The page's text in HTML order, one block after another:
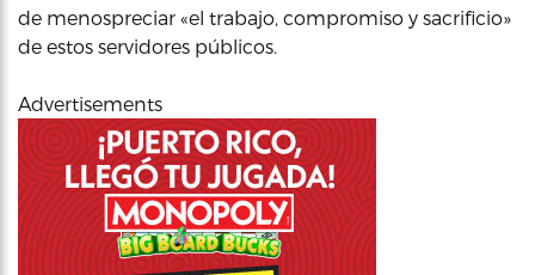
de menospreciar «el trabajo, compromiso y sacrificio»
de estos servidores públicos.
Advertisements